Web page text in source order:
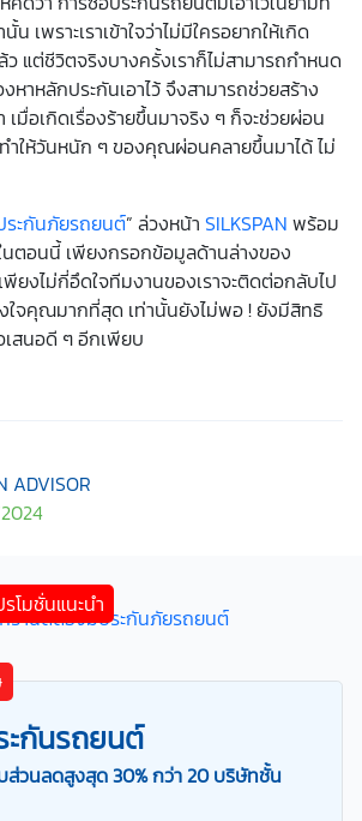
เพราะเราเข้าใจว่าไม่มีใครอยากให้เกิด
ว แต่ชีวิตจริงบางครั้งเราก็ไม่สามารถกำหนด
หาหลักประกันเอาไว้ จึงสามารถช่วยสร้าง
เมื่อเกิดเรื่องร้ายขึ้นมาจริง ๆ ก็จะช่วยผ่อน
ำให้วันหนัก ๆ ของคุณผ่อนคลายขึ้นมาได้ ไม่
ระกันภัยรถยนต์” ล่วงหน้า SILKSPAN พร้อม
ตอนนี้ เพียงกรอกข้อมูลด้านล่างของ
ยงไม่กี่อึดใจทีมงานของเราจะติดต่อกลับไป
จคุณมากที่สุด เท่านั้นยังไม่พอ ! ยังมีสิทธิ
สนอดี ๆ อีกเพียบ
ADVISOR
กันรถยนต์
ส่วนลดสูงสุด 30% กว่า 20 บริษัทชั้น